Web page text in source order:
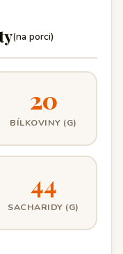
(na porci)
20
BÍLKOVINY (G)
44
SACHARIDY (G)